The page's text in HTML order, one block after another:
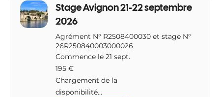
Stage Avignon 21-22 septembre
2026
Agrément N° R2508400030 et stage N°
26R250840003000026
Commence le 21 sept.
195
euros
195 €
Chargement de la
disponibilité...